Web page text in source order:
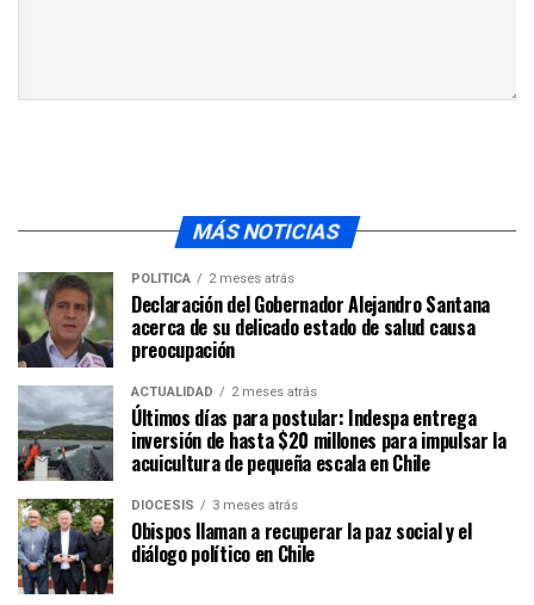
MÁS NOTICIAS
POLÍTICA 2 meses atrás
Declaración del Gobernador Alejandro Santana
acerca de su delicado estado de salud causa
preocupación
ACTUALIDAD 2 meses atrás
Últimos días para postular: Indespa entrega
inversión de hasta $20 millones para impulsar la
acuicultura de pequeña escala en Chile
DIÓCESIS 3 meses atrás
Obispos llaman a recuperar la paz social y el
diálogo político en Chile